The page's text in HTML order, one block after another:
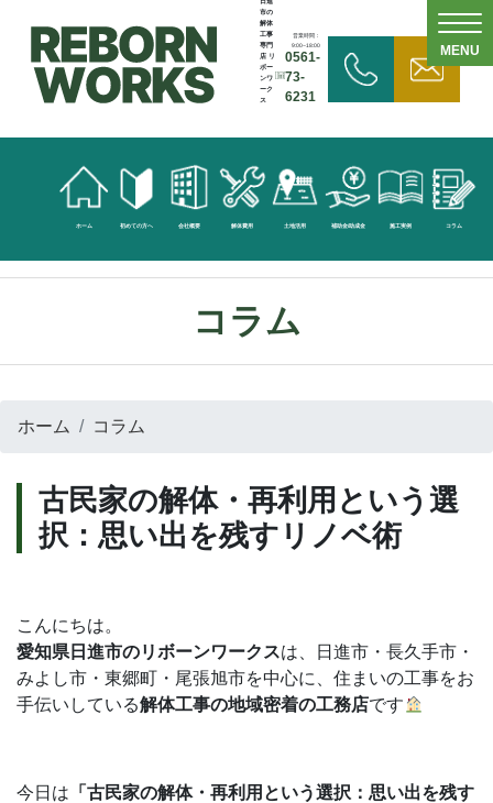
市の
解体
工事
専門
店 リ
ボー
ンワ
ーク
ス
営業時間：
9:00~18:00
0561-
73-
6231
ホーム 初めての方へ 会社概要 解体費用 土地活用 補助金/助成金 施工実例 コラム
MENU
コラム
ホーム コラム
古民家の解体・再利用という選
択：思い出を残すリノベ術
こんにちは。
愛知県日進市のリボーンワークスは、日進市・長久手市・
みよし市・東郷町・尾張旭市を中心に、住まいの工事をお
手伝いしている解体工事の地域密着の工務店です
今日は 「古民家の解体・再利用という選択：思い出を残す
無
料
見
積
頼
い
合
わ
無料見積依頼 お問い合わせ